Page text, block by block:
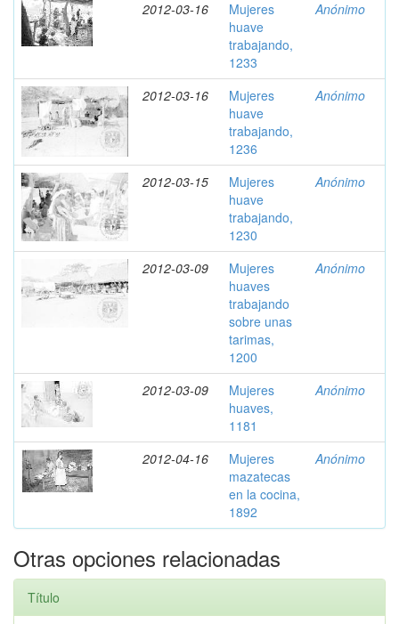
2012-03-16
Mujeres
huave
trabajando,
1233
Anónimo
2012-03-16
Mujeres
huave
trabajando,
1236
Anónimo
2012-03-15
Mujeres
huave
trabajando,
1230
Anónimo
2012-03-09
Mujeres
huaves
trabajando
sobre unas
tarimas,
1200
Anónimo
2012-03-09
Mujeres
huaves,
1181
Anónimo
2012-04-16
Mujeres
mazatecas
en la cocina,
1892
Anónimo
Otras opciones relacionadas
Título